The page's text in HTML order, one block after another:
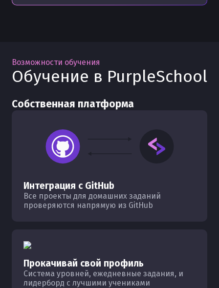
Возможности обучения
Обучение в PurpleSchool
Собственная платформа
Интеграция с GitHub
Все проекты для домашних заданий
проверяются напрямую из GitHub
Прокачивай свой профиль
Система уровней, ежедневные задания, и
лидерборд с лучшими учениками